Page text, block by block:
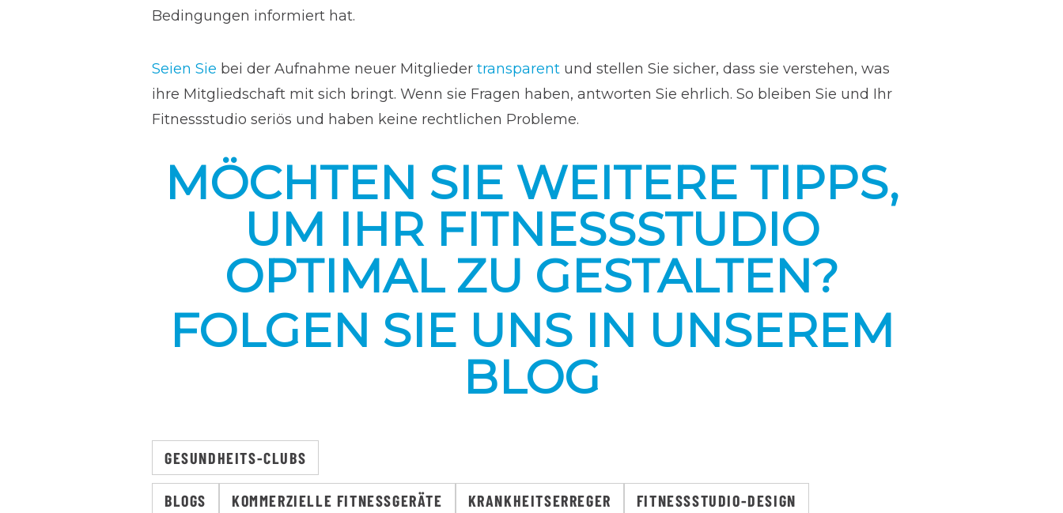
Bedingungen informiert hat.
Seien Sie bei der Aufnahme neuer Mitglieder transparent und stellen Sie sicher, dass sie verstehen, was
ihre Mitgliedschaft mit sich bringt. Wenn sie Fragen haben, antworten Sie ehrlich. So bleiben Sie und Ihr
Fitnessstudio seriös und haben keine rechtlichen Probleme.
MÖCHTEN SIE WEITERE TIPPS,
UM IHR FITNESSSTUDIO
OPTIMAL ZU GESTALTEN?
FOLGEN SIE UNS IN UNSEREM
BLOG
GESUNDHEITS-CLUBS
BLOGS KOMMERZIELLE FITNESSGERÄTE KRANKHEITSERREGER FITNESSSTUDIO-DESIGN